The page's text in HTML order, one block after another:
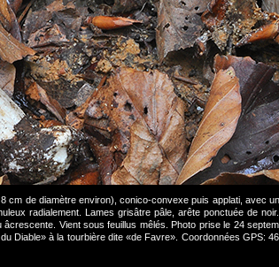
cm de diamètre environ), conico-convexe puis applati, avec
radialement. Lames grisâtre pâle, arête ponctuée de
Vient sous feuillus mêlés. Photo prise le 24
Diable» à la tourbière dite «de Favre». Coordonnées GPS: